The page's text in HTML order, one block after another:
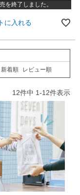
を終了しました。
に入れる
新着順 レビュー順
12件中 1-12件表示